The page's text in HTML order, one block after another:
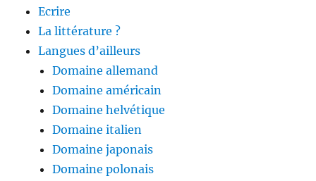
Ecrire
La littérature ?
Langues d’ailleurs
Domaine allemand
Domaine américain
Domaine helvétique
Domaine italien
Domaine japonais
Domaine polonais